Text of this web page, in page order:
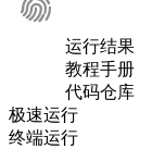
运行结果
教程手册
代码仓库
极速运行
终端运行